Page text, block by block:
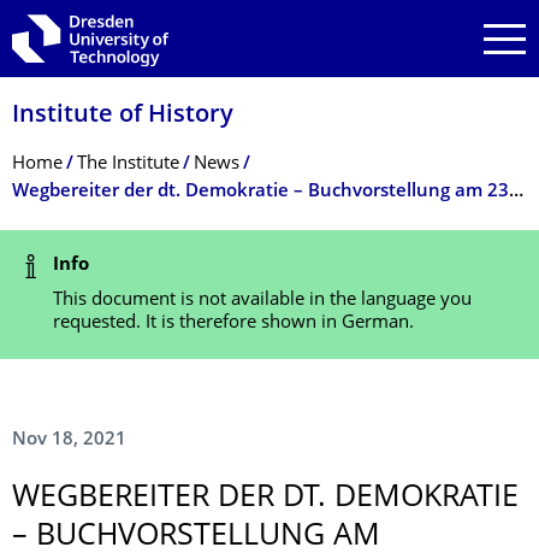
Skip to main navigation
Skip to search
Skip to content
Institute of History
Breadcrumb Menu
Home The Institute
News
Wegbereiter der dt. Demokratie – Buchvorstellung am 23.11.2021 mit Bundespräsident Frank-Walter Steinmeier und Prof.in Susanne Schötz
Status Message
Info
This document is not available in the language you
requested. It is therefore shown in German.
Nov 18, 2021
WEGBEREITER DER DT. DEMOKRATIE
– BUCHVORSTELLUNG AM